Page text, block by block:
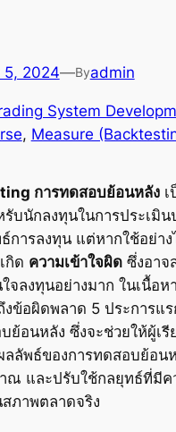
5, 2024—Byadmin
System
, Measure
การทดสอบย้อนหลังเ
บนักลงทุนในการประเมิน
การลงทุน แต่หากใช้อย่าง
กิด ความเข้าใจผิดซึ่งอาจ
จลงทุนอย่างมาก ในเนื้อห
ข้อผิดพลาด 5 ประการแ
ย้อนหลัง ซึ่งจะช่วยให้ผู้เรี
ลลัพธ์ของการทดสอบย้อน
และปรับใช้กลยุทธ์ที่มีค
ภาพตลาดจริง